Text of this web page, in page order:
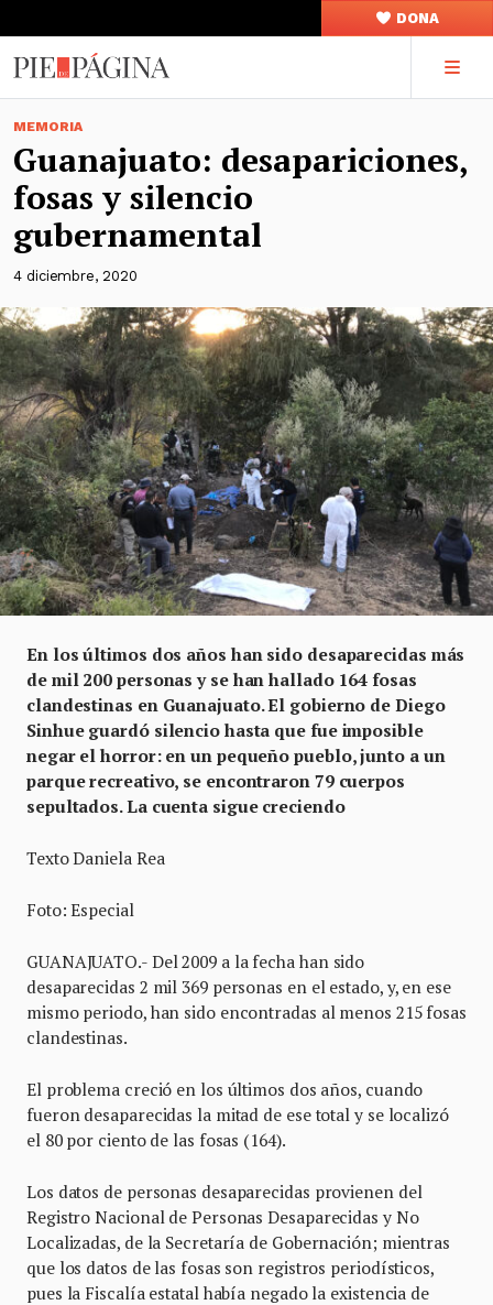
DONA
MEMORIA
Guanajuato: desapariciones,
fosas y silencio
gubernamental
4 diciembre, 2020
En los últimos dos años han sido desaparecidas más
de mil 200 personas y se han hallado 164 fosas
clandestinas en Guanajuato. El gobierno de Diego
Sinhue guardó silencio hasta que fue imposible
negar el horror: en un pequeño pueblo, junto a un
parque recreativo, se encontraron 79 cuerpos
sepultados. La cuenta sigue creciendo
Texto Daniela Rea
Foto: Especial
GUANAJUATO.- Del 2009 a la fecha han sido
desaparecidas 2 mil 369 personas en el estado, y, en ese
mismo periodo, han sido encontradas al menos 215 fosas
clandestinas.
El problema creció en los últimos dos años, cuando
fueron desaparecidas la mitad de ese total y se localizó
el 80 por ciento de las fosas (164).
Los datos de personas desaparecidas provienen del
Registro Nacional de Personas Desaparecidas y No
Localizadas, de la Secretaría de Gobernación; mientras
que los datos de las fosas son registros periodísticos,
pues la Fiscalía estatal había negado la existencia de